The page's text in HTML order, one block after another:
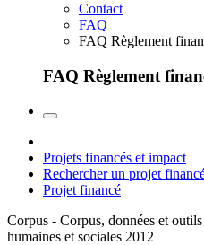
Contact
FAQ
FAQ Règlement
FAQ Règlement
Projets financés et impact
Rechercher un projet
Projet financé
Corpus - Corpus, données et
humaines et sociales 2012